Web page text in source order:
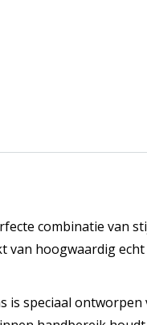
combinatie van
van hoogwaardig
is speciaal